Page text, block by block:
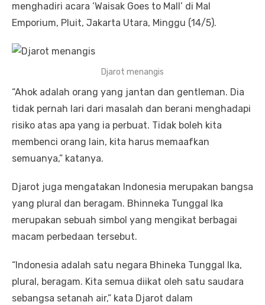
menghadiri acara ‘Waisak Goes to Mall’ di Mal
Emporium, Pluit, Jakarta Utara, Minggu (14/5).
Djarot menangis
“Ahok adalah orang yang jantan dan gentleman. Dia
tidak pernah lari dari masalah dan berani menghadapi
risiko atas apa yang ia perbuat. Tidak boleh kita
membenci orang lain, kita harus memaafkan
semuanya,” katanya.
Djarot juga mengatakan Indonesia merupakan bangsa
yang plural dan beragam. Bhinneka Tunggal Ika
merupakan sebuah simbol yang mengikat berbagai
macam perbedaan tersebut.
“Indonesia adalah satu negara Bhineka Tunggal Ika,
plural, beragam. Kita semua diikat oleh satu saudara
sebangsa setanah air,” kata Djarot dalam